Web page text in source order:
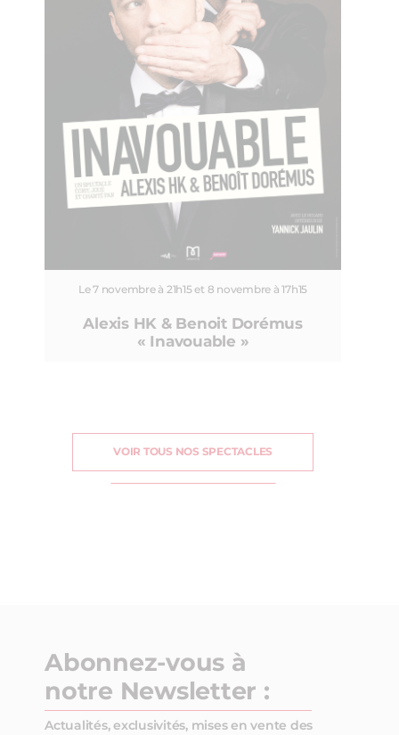
Le 7 novembre à 21h15 et 8 novembre à 17h15
Alexis HK & Benoit Dorémus
« Inavouable »
VOIR TOUS NOS SPECTACLES
Abonnez-vous à
notre Newsletter :
Actualités, exclusivités, mises en vente des